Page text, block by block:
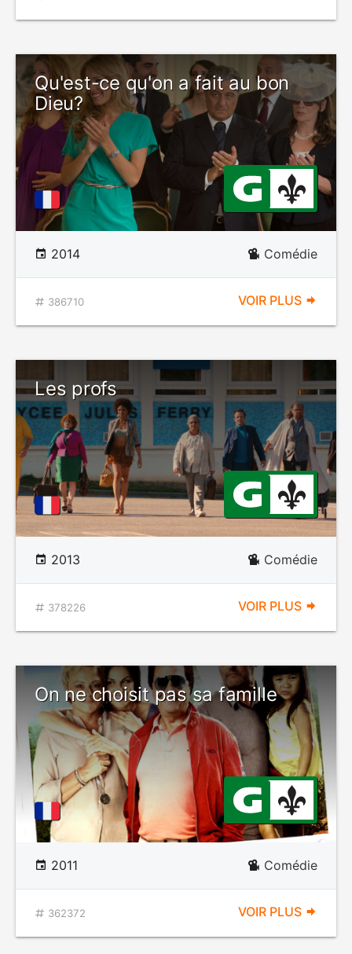
Qu'est-ce qu'on a fait au bon
Dieu?
2014 Comédie
386710 VOIR PLUS
Les profs
2013 Comédie
378226 VOIR PLUS
On ne choisit pas sa famille
2011 Comédie
362372 VOIR PLUS